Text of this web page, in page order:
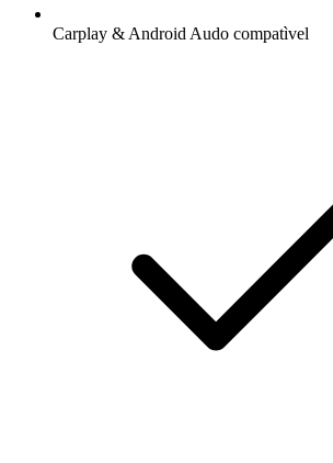
Carplay & Android Audo compatìvel